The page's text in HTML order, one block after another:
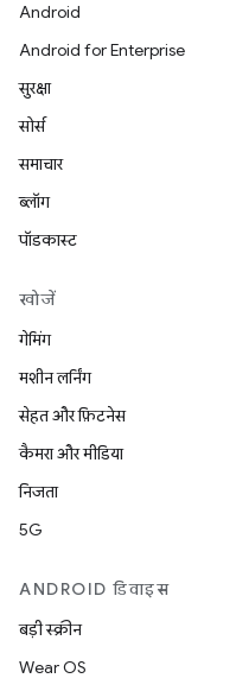
Android
Android for Enterprise
सुरक्षा
सोर्स
समाचार
ब्लॉग
पॉडकास्ट
खोजें
गेमिंग
मशीन लर्निंग
सेहत और फ़िटनेस
कैमरा और मीडिया
निजता
5G
ANDROID डिवाइस
बड़ी स्क्रीन
Wear OS